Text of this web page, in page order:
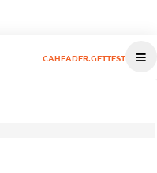
CAHEADER.GETTEST